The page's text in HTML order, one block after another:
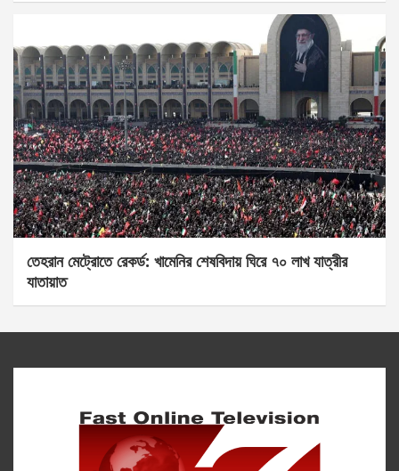
তেহরান মেট্রোতে রেকর্ড: খামেনির শেষবিদায় ঘিরে ৭০ লাখ যাত্রীর
যাতায়াত